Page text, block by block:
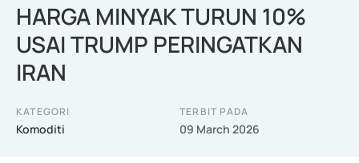
HARGA MINYAK TURUN 10%
USAI TRUMP PERINGATKAN
IRAN
KATEGORI
Komoditi
TERBIT PADA
09 March 2026